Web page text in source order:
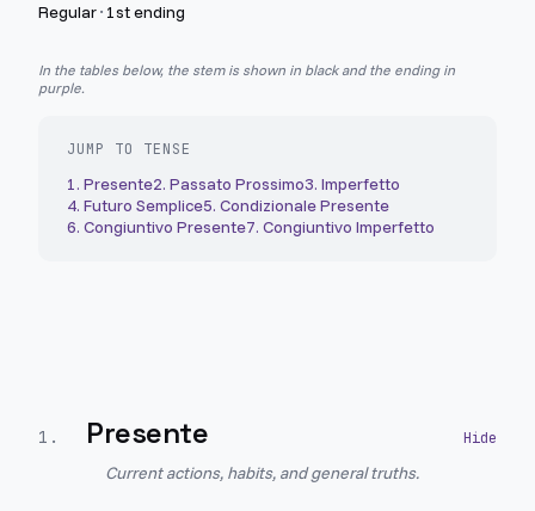
Regular· 1st ending
In the tables below, the stem is shown in black and the ending in
purple.
JUMP TO TENSE
1. Presente2. Passato Prossimo3. Imperfetto
4. Futuro Semplice5. Condizionale Presente
6. Congiuntivo Presente7. Congiuntivo Imperfetto
1 . Presente
Current actions, habits, and general truths.